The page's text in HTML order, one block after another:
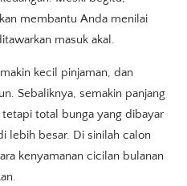
membantu Anda menilai
masuk akal.
kecil pinjaman, dan
Sebaliknya, semakin panjang
total bunga yang dibayar
lebih besar. Di sinilah calon
kenyamanan cicilan bulanan